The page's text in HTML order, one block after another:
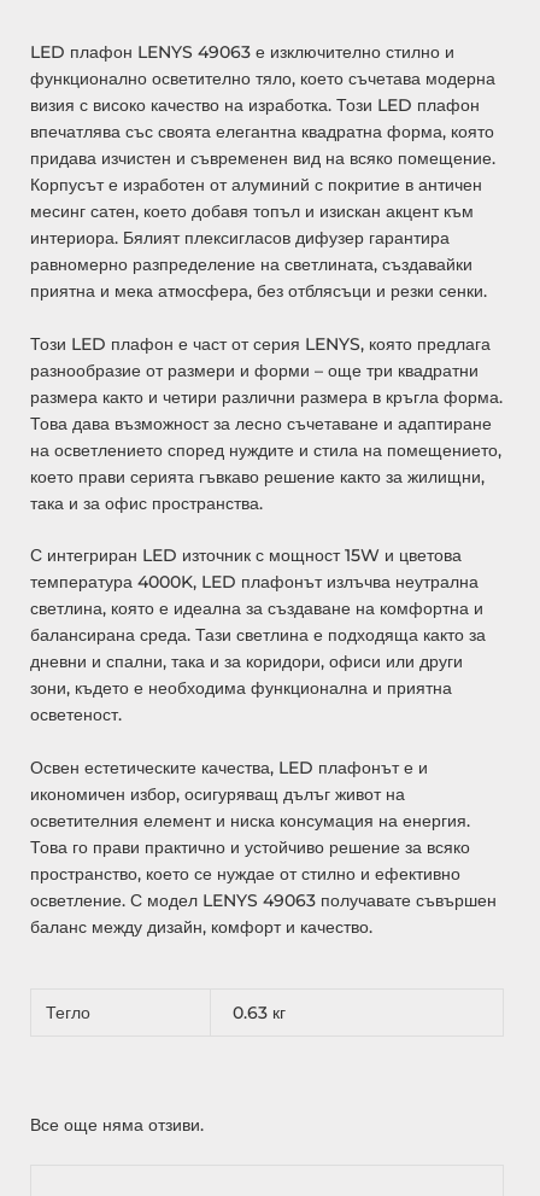
LED плафон LENYS 49063 е изключително стилно и
функционално осветително тяло, което съчетава модерна
визия с високо качество на изработка. Този LED плафон
впечатлява със своята елегантна квадратна форма, която
придава изчистен и съвременен вид на всяко помещение.
Корпусът е изработен от алуминий с покритие в античен
месинг сатен, което добавя топъл и изискан акцент към
интериора. Бялият плексигласов дифузер гарантира
равномерно разпределение на светлината, създавайки
приятна и мека атмосфера, без отблясъци и резки сенки.
Този LED плафон е част от серия LENYS, която предлага
разнообразие от размери и форми – още три квадратни
размера както и четири различни размера в кръгла форма.
Това дава възможност за лесно съчетаване и адаптиране
на осветлението според нуждите и стила на помещението,
което прави серията гъвкаво решение както за жилищни,
така и за офис пространства.
С интегриран LED източник с мощност 15W и цветова
температура 4000K, LED плафонът излъчва неутрална
светлина, която е идеална за създаване на комфортна и
балансирана среда. Тази светлина е подходяща както за
дневни и спални, така и за коридори, офиси или други
зони, където е необходима функционална и приятна
осветеност.
Освен естетическите качества, LED плафонът е и
икономичен избор, осигуряващ дълъг живот на
осветителния елемент и ниска консумация на енергия.
Това го прави практично и устойчиво решение за всяко
пространство, което се нуждае от стилно и ефективно
осветление. С модел LENYS 49063 получавате съвършен
баланс между дизайн, комфорт и качество.
Тегло 0.63 кг
Все още няма отзиви.